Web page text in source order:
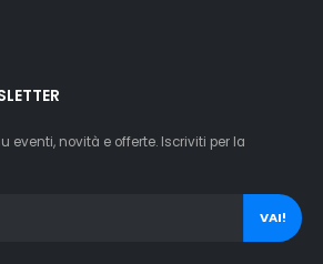
eventi, novità e offerte. Iscriviti per la
VAI!